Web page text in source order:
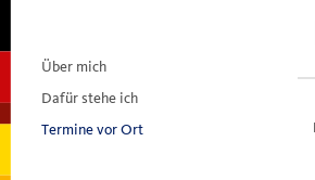
contentÜber mich
Dafür stehe ich
Termine vor Ort